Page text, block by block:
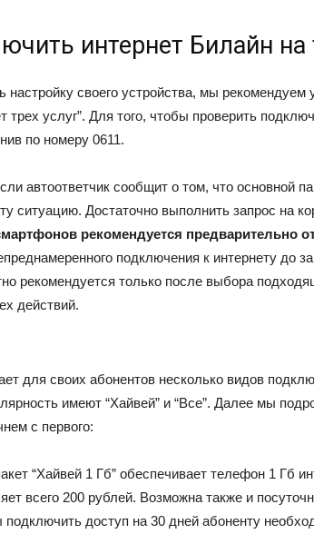
интернет Билайн на
настройку своего устройства, мы рекомендуем
трех услуг”. Для того, чтобы проверить
по номеру 0611.
автоответчик сообщит о том, что основной
ситуацию. Достаточно выполнить запрос на
рекомендуется предварительно
подключения к интернету до
рекомендуется только после выбора
действий.
для своих абонентов несколько видов
имеют “Хайвей” и “Все”. Далее мы
с первого:
“Хайвей 1 Гб” обеспечивает телефон 1 Гб
всего 200 рублей. Возможна также и
подключить доступ на 30 дней абоненту